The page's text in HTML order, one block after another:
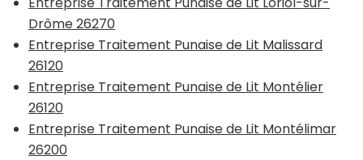
Drôme 26270
Entreprise Traitement Punaise de Lit Malissard
26120
Entreprise Traitement Punaise de Lit Montélier
26120
Entreprise Traitement Punaise de Lit Montélimar
26200